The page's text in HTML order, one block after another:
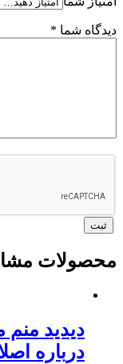
دیدگاه شما *
محصولات
درباره